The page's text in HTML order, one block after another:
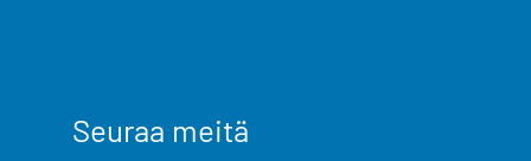
Seuraa meitä